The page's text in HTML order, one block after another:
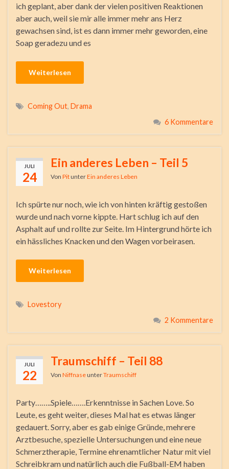
ich geplant, aber dank der vielen positiven Reaktionen
aber auch, weil sie mir alle immer mehr ans Herz
gewachsen sind, ist es dann immer mehr geworden, eine
Soap geradezu und es
Weiterlesen
Coming Out, Drama
6 Kommentare
JULI
24
Ein anderes Leben – Teil 5
Von PitunterEin anderes Leben
Ich spürte nur noch, wie ich von hinten kräftig gestoßen
wurde und nach vorne kippte. Hart schlug ich auf den
Asphalt auf und rollte zur Seite. Im Hintergrund hörte ich
ein hässliches Knacken und den Wagen vorbeirasen.
Weiterlesen
Lovestory
2 Kommentare
JULI
22
Traumschiff – Teil 88
Von NiffnaseunterTraumschiff
Party……..Spiele…….Erkenntnisse in Sachen Love. So
Leute, es geht weiter, dieses Mal hat es etwas länger
gedauert. Sorry, aber es gab einige Gründe, mehrere
Arztbesuche, spezielle Untersuchungen und eine neue
Schmerztherapie, Termine ehrenamtlicher Natur mit viel
Schreibkram und natürlich auch die Fußball-EM haben